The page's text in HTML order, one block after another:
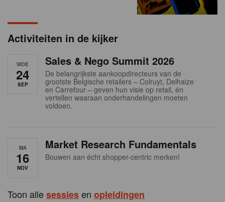
nActiviteiten in de kijker
WOE
24
SEP
Sales & Nego Summit 2026
De belangrijkste aankoopdirecteurs van de
grootste Belgische retailers – Colruyt, Delhaize
en Carrefour – geven hun visie op retail, én
vertellen waaraan onderhandelingen moeten
voldoen.
MA
16
NOV
Market Research Fundamentals
Bouwen aan écht shopper-centric merken!
Toon allesessiesen opleidingen